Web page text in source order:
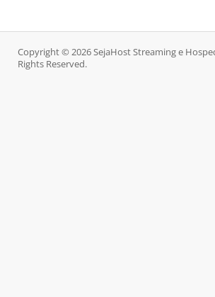
Copyright © 2026 SejaHost Streaming e
Rights Reserved.